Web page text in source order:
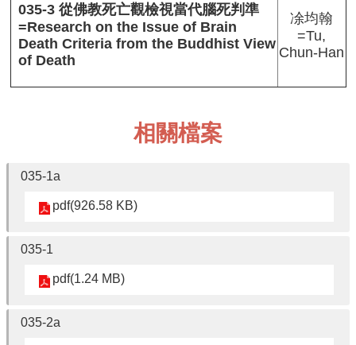
最
新
消
息
中
相
035-3 從佛教死亡觀檢視當代腦死判準
=Research on the Issue of Brain
Death Criteria from the Buddhist View
of Death
凃均翰
=Tu,
Chun-Han
相關檔案
035-1a
pdf(926.58 KB)
035-1
pdf(1.24 MB)
035-2a